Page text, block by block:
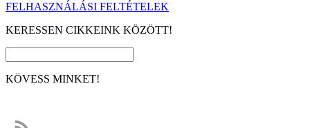
FELHASZNÁLÁSI FELTÉTELEK
KERESSEN CIKKEINK KÖZÖTT!
KÖVESS MINKET!